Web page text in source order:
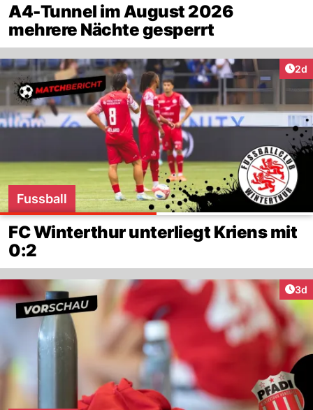
A4-Tunnel im August 2026
mehrere Nächte gesperrt
2d
Fussball
FC Winterthur unterliegt Kriens mit
0:2
3d